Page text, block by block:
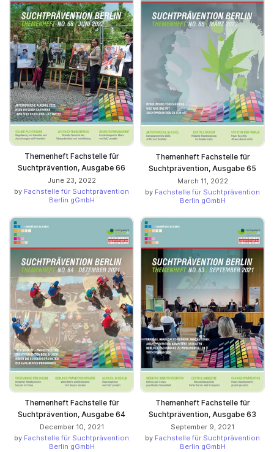
Themenheft Fachstelle für
Suchtprävention, Ausgabe 66
June 23, 2022
by Fachstelle für Suchtprävention
Berlin gGmbH
Themenheft Fachstelle für
Suchtprävention, Ausgabe 65
March 11, 2022
by Fachstelle für Suchtprävention
Berlin gGmbH
Themenheft Fachstelle für
Suchtprävention, Ausgabe 64
December 10, 2021
by Fachstelle für Suchtprävention
Berlin gGmbH
Themenheft Fachstelle für
Suchtprävention, Ausgabe 63
September 9, 2021
by Fachstelle für Suchtprävention
Berlin gGmbH